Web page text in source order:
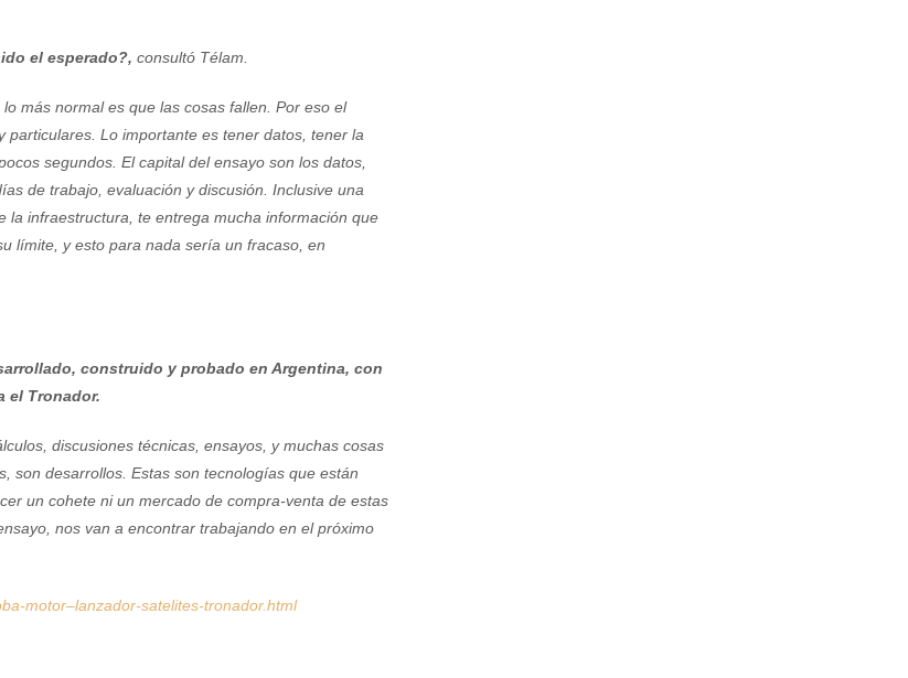
el esperado?, consultó Télam.
más normal es que las cosas fallen. Por eso el
particulares. Lo importante es tener datos, tener la
segundos. El capital del ensayo son los datos,
de trabajo, evaluación y discusión. Inclusive una
la infraestructura, te entrega mucha información que
límite, y esto para nada sería un fracaso, en
construido y probado en Argentina, con
el Tronador.
discusiones técnicas, ensayos, y muchas cosas
son desarrollos. Estas son tecnologías que están
un cohete ni un mercado de compra-venta de estas
nos van a encontrar trabajando en el próximo
motor–lanzador-satelites-tronador.html